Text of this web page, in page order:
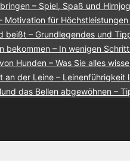
– Spiel, Spaß und
Motivation für
beißt – Grundlegendes und
bekommen – In wenigen
Hunden – Was Sie alles
an der Leine – Leinenführigkeit
das Bellen abgewöhnen –